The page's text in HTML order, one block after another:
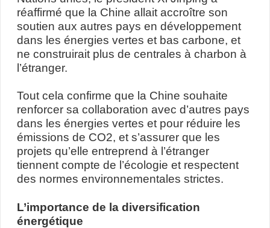
réaffirmé que la Chine allait accroître son
soutien aux autres pays en développement
dans les énergies vertes et bas carbone, et
ne construirait plus de centrales à charbon à
l’étranger.
Tout cela confirme que la Chine souhaite
renforcer sa collaboration avec d’autres pays
dans les énergies vertes et pour réduire les
émissions de CO2, et s’assurer que les
projets qu’elle entreprend à l’étranger
tiennent compte de l’écologie et respectent
des normes environnementales strictes.
L’importance de la diversification
énergétique